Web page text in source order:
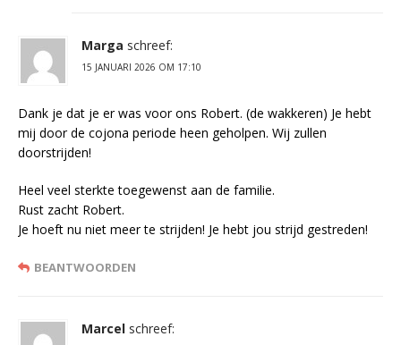
Marga schreef:
15 JANUARI 2026 OM 17:10
Dank je dat je er was voor ons Robert. (de wakkeren) Je hebt
mij door de cojona periode heen geholpen. Wij zullen
doorstrijden!
Heel veel sterkte toegewenst aan de familie.
Rust zacht Robert.
Je hoeft nu niet meer te strijden! Je hebt jou strijd gestreden!
BEANTWOORDEN
Marcel schreef: